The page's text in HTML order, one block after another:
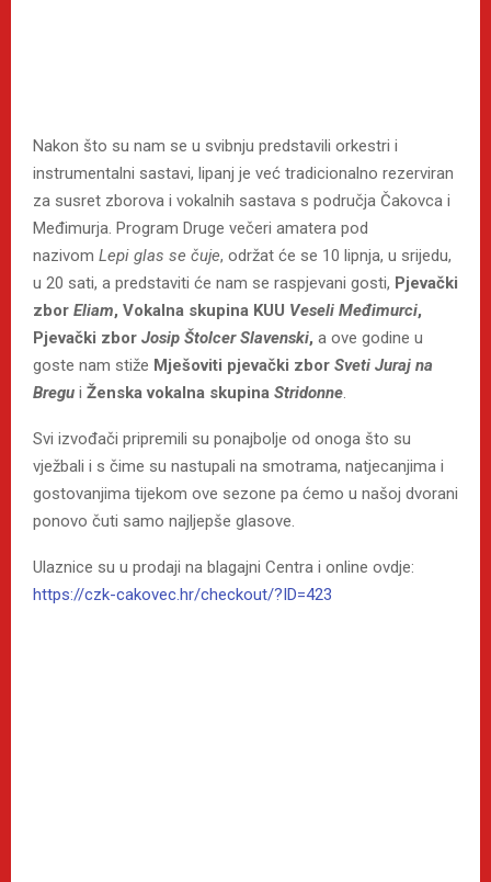
Nakon što su nam se u svibnju predstavili orkestri i
instrumentalni sastavi, lipanj je već tradicionalno rezerviran
za susret zborova i vokalnih sastava s područja Čakovca i
Međimurja. Program Druge večeri amatera pod
nazivom Lepi glas se čuje, održat će se 10 lipnja, u srijedu,
u 20 sati, a predstaviti će nam se raspjevani gosti, Pjevački
zbor Eliam, Vokalna skupina KUU Veseli Međimurci,
Pjevački zbor Josip Štolcer Slavenski, a ove godine u
goste nam stiže Mješoviti pjevački zbor Sveti Juraj na
Bregu i Ženska vokalna skupina Stridonne.
Svi izvođači pripremili su ponajbolje od onoga što su
vježbali i s čime su nastupali na smotrama, natjecanjima i
gostovanjima tijekom ove sezone pa ćemo u našoj dvorani
ponovo čuti samo najljepše glasove.
Ulaznice su u prodaji na blagajni Centra i online ovdje:
https://czk-cakovec.hr/checkout/?ID=423